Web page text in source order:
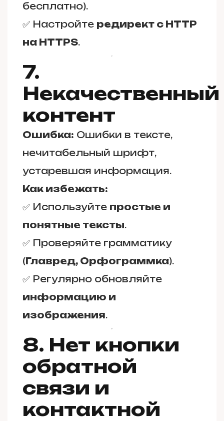
бесплатно).
✅ Настройте редирект с HTTP
на HTTPS.
7.
Некачественный
контент
Ошибка: Ошибки в тексте,
нечитабельный шрифт,
устаревшая информация.
Как избежать:
✅ Используйте простые и
понятные тексты.
✅ Проверяйте грамматику
(Главред, Орфограммка).
✅ Регулярно обновляйте
информацию и
изображения.
8. Нет кнопки
обратной
связи и
контактной